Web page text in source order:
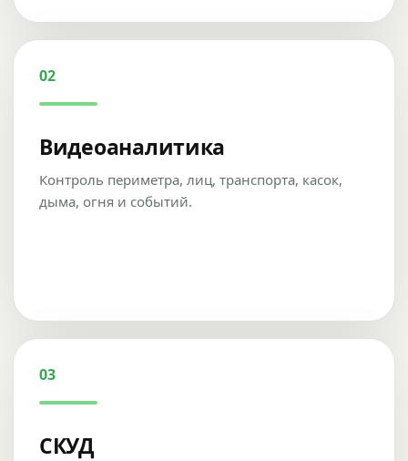
02
Видеоаналитика
Контроль периметра, лиц, транспорта, касок,
дыма, огня и событий.
03
СКУД